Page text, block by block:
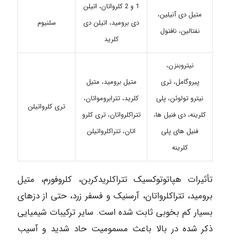
متیل دی آنیلین،
نفتالین، نافتول
1 و 2 کلرواتان، اتیلن
دی برومید، اتیلن دی
کلرید
سلنیوم
نیتروبنزن،
پیروگامل، تری
نیترو تولوئن، پلی
کلرینه، دی فنیل ها،
فنیل های پلی
کلرینه
متیل برومید، متیل
کلرید، تترابرومواتان،
تتراکلرواتان، تری کلرو
اتان، تتراکلرواتیلن
تری کلرواتیلن
تأثیرات هپاتوتوکسیک تتراکلریدکربن، کلروفورم، متیل
برومید، تتراکلرواتان، آرسنیک و فسفر زرد، حتی از دزهای
بسیار کم بخوبی ثابت شده است. سایر ترکیبات شیمیایی
ذکر شده در بالا باعث مسمومیت حاد شدید و آسیب